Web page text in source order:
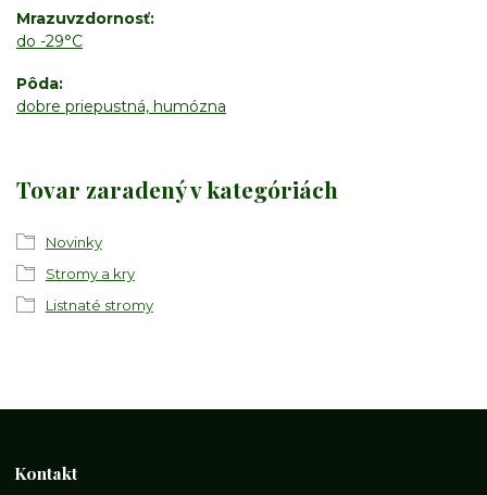
Mrazuvzdornosť
do -29°C
Pôda
dobre priepustná, humózna
Tovar zaradený v kategóriách
Novinky
Stromy a kry
Listnaté stromy
Kontakt